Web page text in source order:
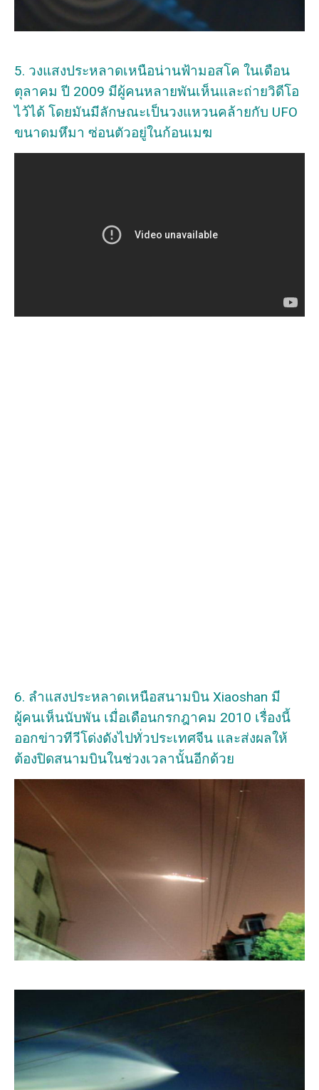
5. วงแสงประหลาดเหนือน่านฟ้ามอสโค ในเดือน
ตุลาคม ปี 2009 มีผู้คนหลายพันเห็นและถ่ายวิดีโอ
ไว้ได้ โดยมันมีลักษณะเป็นวงแหวนคล้ายกับ UFO
ขนาดมหึมา ซ่อนตัวอยู่ในก้อนเมฆ
6. ลำแสงประหลาดเหนือสนามบิน Xiaoshan มี
ผู้คนเห็นนับพัน เมื่อเดือนกรกฎาคม 2010 เรื่องนี้
ออกข่าวทีวีโด่งดังไปทั่วประเทศจีน และส่งผลให้
ต้องปิดสนามบินในช่วงเวลานั้นอีกด้วย